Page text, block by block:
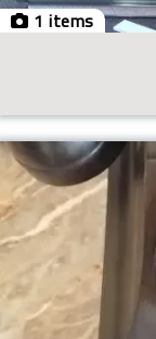
1 items